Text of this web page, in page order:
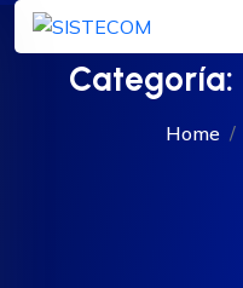
Categoría:
Home